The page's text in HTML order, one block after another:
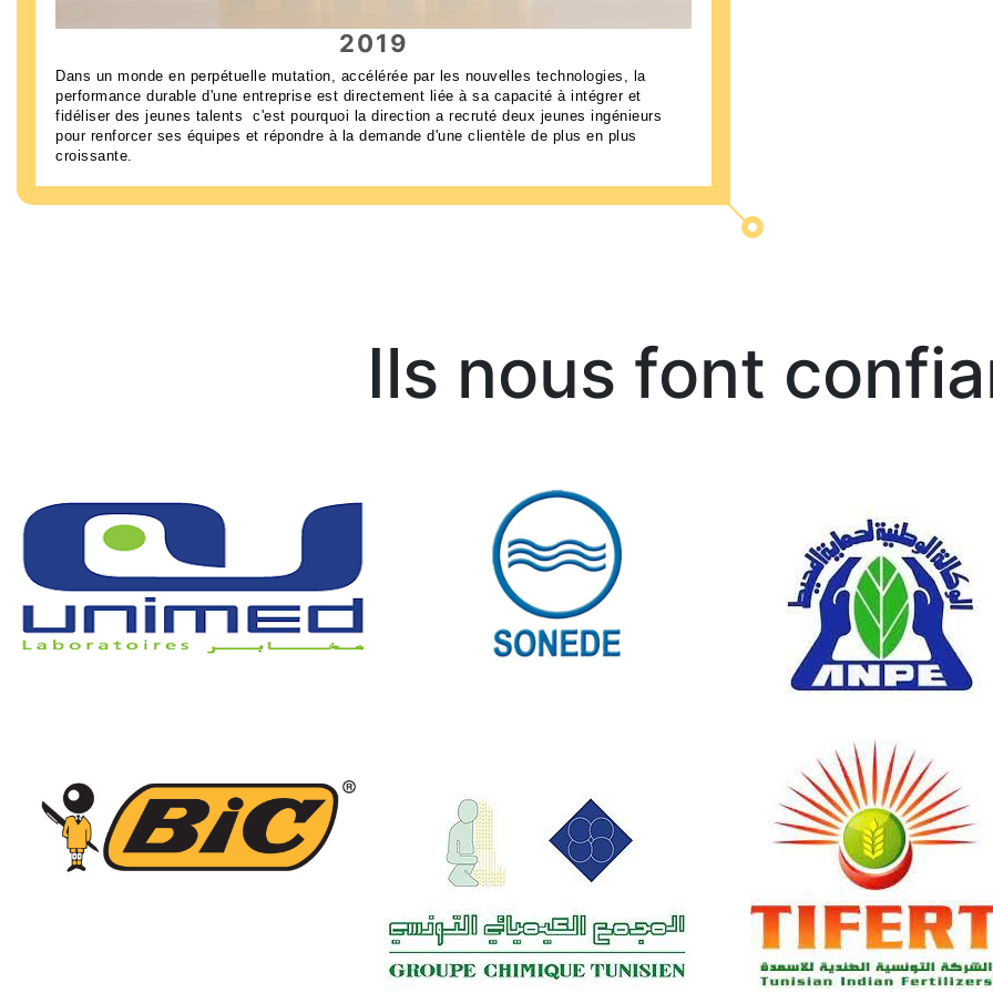
2019
Dans un monde en perpétuelle mutation, accélérée par les nouvelles technologies, la
performance durable d'une entreprise est directement liée à sa capacité à intégrer et
fidéliser des jeunes talents c'est pourquoi la direction a recruté deux jeunes ingénieurs
pour renforcer ses équipes et répondre à la demande d'une clientèle de plus en plus
croissante.
Ils nous font